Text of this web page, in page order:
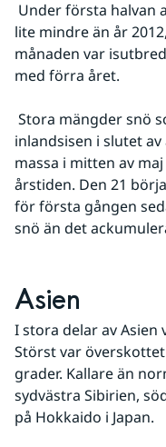
lite mindre än år
månaden var
med förra året.
inlandsisen i slutet
massa i mitten av
årstiden. Den 21
för första gången
snö än det
Asien
I stora delar av
Störst var
grader. Kallare än
sydvästra Sibirien,
på Hokkaido i Japan.